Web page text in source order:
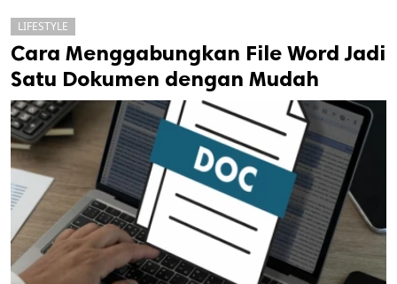
cipta.
LIFESTYLE
Cara Menggabungkan File Word Jadi
Satu Dokumen dengan Mudah